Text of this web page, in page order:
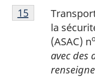
1
5
la
(ASAC) n
avec des
Return to
15 referrer